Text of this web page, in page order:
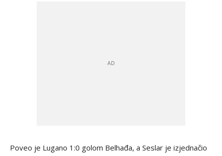
Poveo je Lugano 1:0 golom Belhađa, a Seslar je izjednačio